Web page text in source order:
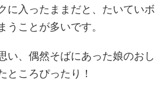
に入ったままだと、たいていボ
うことが多いです。
い、偶然そばにあった娘のおし
ところぴったり！